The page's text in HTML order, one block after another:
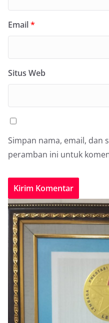
Email*
Situs Web
Simpan nama, email, dan
peramban ini untuk